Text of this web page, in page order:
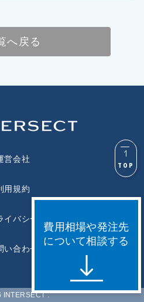
へ戻る
営会社
用規約
バシーポリシー
い合わせ
INTERSECT.
TOP
費用相場や発注先
について相談する